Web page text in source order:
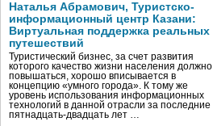
Наталья Абрамович, Туристско-
информационный центр Казани:
Виртуальная поддержка реальных
путешествий
Туристический бизнес, за счет развития
которого качество жизни населения должно
повышаться, хорошо вписывается в
концепцию «умного города». К тому же
уровень использования информационных
технологий в данной отрасли за последние
пятнадцать-двадцать лет …